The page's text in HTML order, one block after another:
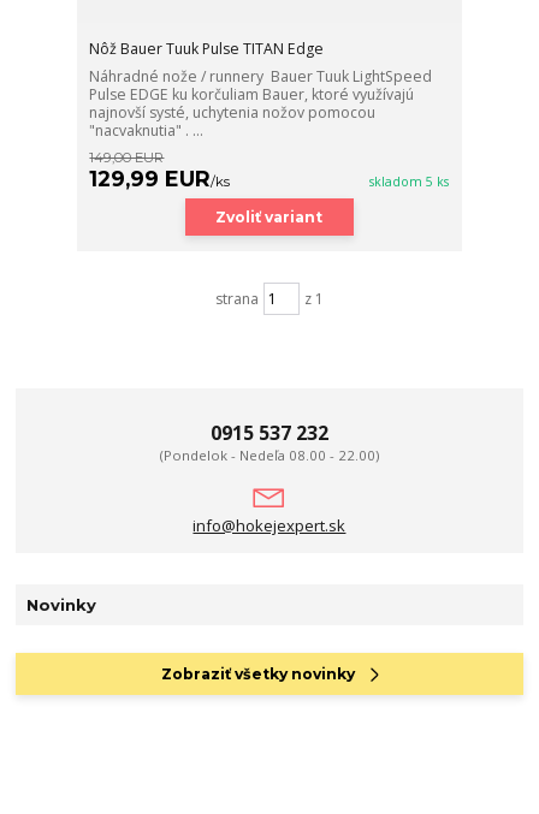
Nôž Bauer Tuuk Pulse TITAN Edge
Náhradné nože / runnery Bauer Tuuk LightSpeed
Pulse EDGE ku korčuliam Bauer, ktoré využívajú
najnovší systé, uchytenia nožov pomocou
"nacvaknutia" . ...
149,00 EUR
129,99 EUR/ks skladom 5 ks
Zvoliť variant
strana z 1
0915 537 232
(Pondelok - Nedeľa 08.00 - 22.00)
info@hokejexpert.sk
Novinky
Zobraziť všetky novinky